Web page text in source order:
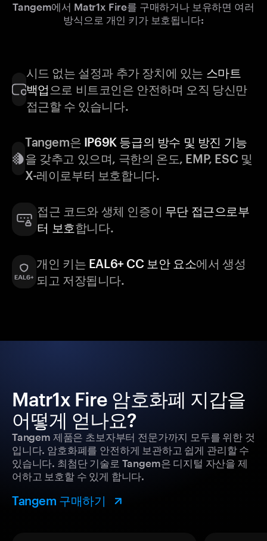
Tangem에서 Matr1x Fire를 구매하거나 보유하면 여러
방식으로 개인 키가 보호됩니다:
시드 없는 설정과 추가 장치에 있는 스마트
백업 으로 비트코인은 안전하며 오직 당신만
접근할 수 있습니다.
Tangem은 IP69K 등급의 방수 및 방진 기능
을 갖추고 있으며, 극한의 온도, EMP, ESC 및
X-레이로부터 보호합니다.
접근 코드와 생체 인증이 무단 접근으로부
터 보호합니다.
개인 키는 EAL6+ CC 보안 요소에서 생성
되고 저장됩니다.
Matr1x Fire 암호화폐 지갑을
어떻게 얻나요?
Tangem 제품은 초보자부터 전문가까지 모두를 위한 것
입니다. 암호화폐를 안전하게 보관하고 쉽게 관리할 수
있습니다. 최첨단 기술로 Tangem은 디지털 자산을 제
어하고 보호할 수 있게 합니다.
Tangem 구매하기